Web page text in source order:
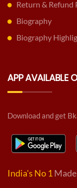
Return & Refund
Biography
Biography
APP AVAILABLE
Download and get
India's No 1